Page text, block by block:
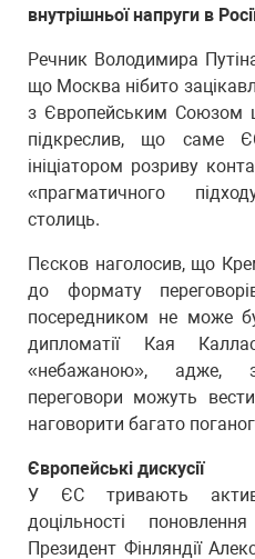
внутрішньої напруги в
Речник Володимира
що Москва нібито
з Європейським Союзом
підкреслив, що саме
ініціатором розриву
«прагматичного
столиць.
Пєсков наголосив, що
до формату
посередником не може
дипломатії Кая
«небажаною», адже,
переговори можуть
наговорити багато
Європейські дискусії
У ЄС тривають
доцільності
Президент Фінляндії